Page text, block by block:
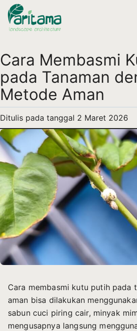
Cara Membasmi
pada Tanaman
Metode Aman
Ditulis pada tanggal 2 Maret 2026
Cara membasmi kutu putih pada
aman bisa dilakukan
sabun cuci piring cair, minyak
mengusapnya langsung